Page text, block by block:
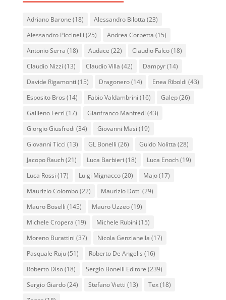
Adriano Barone (18) Alessandro Bilotta (23)
Alessandro Piccinelli (25) Andrea Corbetta (15)
Antonio Serra (18) Audace (22) Claudio Falco(18)
Claudio Nizzi (13) Claudio Villa (42) Dampyr(14)
Davide Rigamonti (15) Dragonero(14) Enea Riboldi (43)
Esposito Bros (14) Fabio Valdambrini (16) Galep(26)
Gallieno Ferri (17) Gianfranco Manfredi (43)
Giorgio Giusfredi (34) Giovanni Masi (19)
Giovanni Ticci (13) GL Bonelli (26) Guido Nolitta (28)
Jacopo Rauch(21) Luca Barbieri (18) Luca Enoch(19)
Luca Rossi (17) Luigi Mignacco(20) Majo(17)
Maurizio Colombo(22) Maurizio Dotti (29)
Mauro Boselli (145) Mauro Uzzeo(19)
Michele Cropera (19) Michele Rubini (15)
Moreno Burattini (37) Nicola Genzianella (17)
Pasquale Ruju(51) Roberto De Angelis (16)
Roberto Diso(18) Sergio Bonelli Editore (239)
Sergio Giardo(24) Stefano Vietti (13) Tex(18)